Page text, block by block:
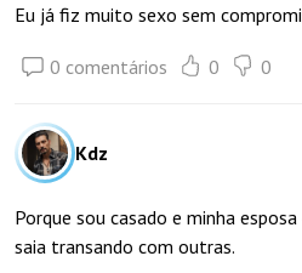
Eu já fiz muito sexo sem
0 comentários 0 0
Kdz
Porque sou casado e minha
saia transando com outras.